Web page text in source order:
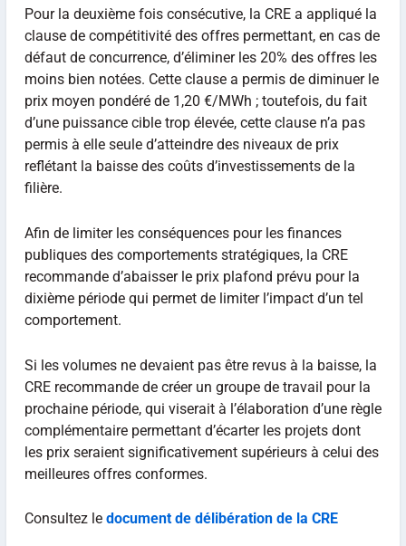
Pour la deuxième fois consécutive, la CRE a appliqué la
clause de compétitivité des offres permettant, en cas de
défaut de concurrence, d’éliminer les 20% des offres les
moins bien notées. Cette clause a permis de diminuer le
prix moyen pondéré de 1,20 €/MWh ; toutefois, du fait
d’une puissance cible trop élevée, cette clause n’a pas
permis à elle seule d’atteindre des niveaux de prix
reflétant la baisse des coûts d’investissements de la
filière.
Afin de limiter les conséquences pour les finances
publiques des comportements stratégiques, la CRE
recommande d’abaisser le prix plafond prévu pour la
dixième période qui permet de limiter l’impact d’un tel
comportement.
Si les volumes ne devaient pas être revus à la baisse, la
CRE recommande de créer un groupe de travail pour la
prochaine période, qui viserait à l’élaboration d’une règle
complémentaire permettant d’écarter les projets dont
les prix seraient significativement supérieurs à celui des
meilleures offres conformes.
Consultez le document de délibération de la CRE